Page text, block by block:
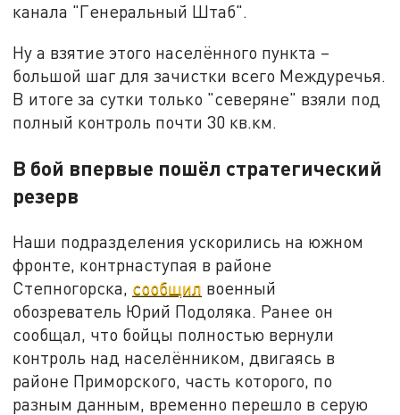
канала "Генеральный Штаб".
Ну а взятие этого населённого пункта –
большой шаг для зачистки всего Междуречья.
В итоге за сутки только "северяне" взяли под
полный контроль почти 30 кв.км.
В бой впервые пошёл стратегический
резерв
Наши подразделения ускорились на южном
фронте, контрнаступая в районе
Степногорска, сообщил военный
обозреватель Юрий Подоляка. Ранее он
сообщал, что бойцы полностью вернули
контроль над населёнником, двигаясь в
районе Приморского, часть которого, по
разным данным, временно перешло в серую